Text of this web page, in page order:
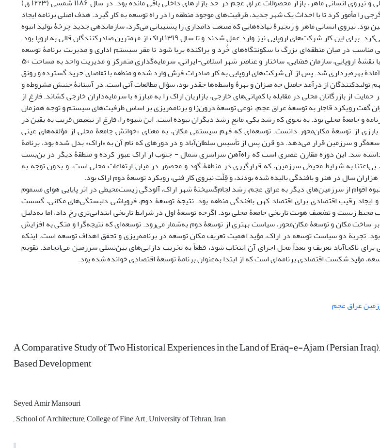
زیرساخت‌های مولد صنعت قالی و نیروی انسانی ماهر، بازار محصولات عراق عجم در حد بازارهای داخلی باقی مانده بود. در سال ۱۱۸۶ شمسی (۱۲۲۳ ق)
را مأمور کرد تا با احداث یک شهر جدید، ظرفیت‌های موجود منطقه را در راه توسعه به کار گیرد. هدف اصلی برنامه ایجاد
بود. نیروی انسانی ماهر و زنجیرۀ نهاده‌هایی که صنعت دامداری را پشتیبانی می‌کرد، سازماندهی جدید چرخۀ تولید انبوه
قالی و صادرات آن را توجیه می‌کرد. برای این کار شرکت‌های اروپایی نیز وارد عمل شدند و تا سال ۱۳۱۹ اراک از مهمترین صادرکنندگان قالی به اروپا بود.
مناسب در میان منطقه‌ای بزرگ با سکونتگاه‌های خُرد و پراکنده برپا شود تا مقر سیستم اداری و مدیریت برنامۀ توسعه
باشد. شهر جدید سلطان‌آباد با نقشۀ اروپایی، سازمان فضایی، ساختار و عناصر شهر اسلامی-ایرانی، سرمایه‌گذاری متمرکز و مدیریت واحد به مساحت ۵۰
بهره‌برداری شد. پس از آن شرکت‌های اروپایی به کار صادرات فرش وارد شده و منطقه با تقاضای خرید گسترده و رونق
تولیدکنندگان از درآمد حاصل چه میزان و بهرۀ واسطه‌ها چقدر بود، سؤال مطالعات آتی است. در آستانۀ جنبش مشروطه و
از بازرگانان محلی در مقابله با کمپانی‌های خارجی، بازاریان اراک را به مبارزه با سرمایه‌داران خارجی کشاند. فارغ از
گفت رویکرد قاجار به توسعۀ عراق عجم، نوعی توسعۀ درون‌زا و برنامه‌ریزی بر اساس ظرفیت‌های سیستم و توجه همزمان
و جامعۀ محلی بود. به نحوی که رشد یکی، مانع رشد دیگران نبوده است. این شیوه را، فارغ از تبعیض قریب به یقین در
بارزی از توسعۀ مکان‌محور دانست. توسعه‌ای که فهم سیستمی مکان، به معنای «خوانش جامعۀ محلی از مؤلفه‌های عینی
و سرزمین قرار می‌دهد.
دو قرن پس از تأسیس سلطان‌آباد و در دوره‎ای که نام آن به «اراک» بدل شده بود، برنامۀ
شد. این دوره مقارن عصری است که راه‌آهن سراسری شمال - جنوب از اراک عبور کرده و منطقۀ دیگر در بن‌بست
به شرایط محیطی سرزمین، که قرارگیری در منطقۀ گود و محصور در میان ارتفاعات محلی است، و بدون توجه به
سال در هنر و بافندگی بالیده شده بودند، و قِلّت نیروی کار فنی، رویکرد توسعۀ دوم اراک بود.
اقوام از سرزمین‌های دیگر به عراق عجم، رشد لجام‌گسیختۀ شهر اراک، آلودگی زیست‌محیطی در اثر پایایی هوای مسموم
ایجاد رقیب اقتصادی برای اقتصاد کهن بافندگی منطقه بود. نتیجۀ توسعۀ دوم، فروپاشی دلبستگی‌های مکانی، گسست
محیط زیست و تضعیف هویت تاریخی جامعۀ محلی بود. اگرچه توسعۀ اول در شرایط تاریخی ابتدایی‌تری رخ داد، اما به‌دلیل
بر ساخت مکان و توسعۀ مکان‌محور، سیاست بهتری از توسعۀ دوم به‌شمار می‌رود. توسعه‌ای که نتیجه‌گرا و متکی به افزایش
تجربۀ دو سیاست توسعه در اراک، مؤید اهمیت تعریف مکان توسعه در برنامه‌ریزی و تحقق اهداف توسعه است. اینکه
ناکجاآباد تعریف و بعداً محل اجرای آن انتخاب شود، قطعاً به تخریب دارایی‌های بین‌نسلی سرزمین می‌انجامد. تقویم
مؤید شکست اقتصادی برنامه‌ای است که از ابتدا به‌عنوان برنامۀ توسعۀ اقتصادی خوانده شده بود.
عراق عجم
A Comparative Study of Two Historical Experiences in the Land of Erāq-e-Ajam (Persian
Based Development
Seyed Amir Mansouri
, School of Architecture, College of Fine Art , University of Tehran, Iran